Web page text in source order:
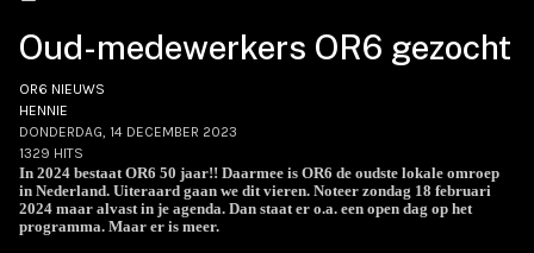
Oud-medewerkers OR6 gezocht
OR6 NIEUWS
HENNIE
DONDERDAG, 14 DECEMBER 2023
1329 HITS
In 2024 bestaat OR6 50 jaar!! Daarmee is OR6 de oudste lokale omroep
in Nederland. Uiteraard gaan we dit vieren. Noteer zondag 18 februari
2024 maar alvast in je agenda. Dan staat er o.a. een open dag op het
programma. Maar er is meer.